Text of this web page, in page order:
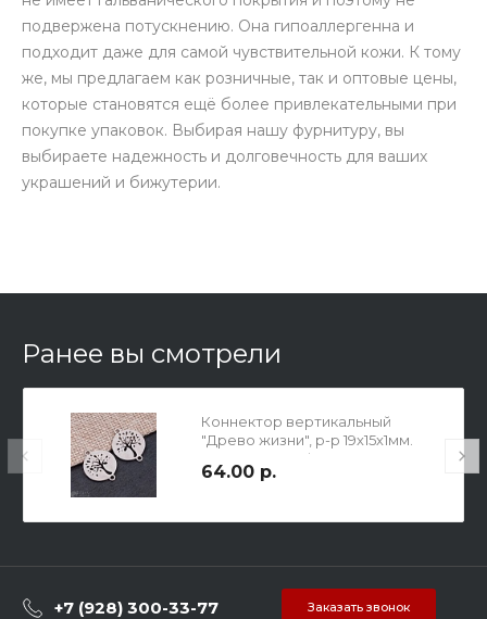
подвержена потускнению. Она гипоаллергенна и
подходит даже для самой чувствительной кожи. К тому
же, мы предлагаем как розничные, так и оптовые цены,
которые становятся ещё более привлекательными при
покупке упаковок. Выбирая нашу фурнитуру, вы
выбираете надежность и долговечность для ваших
украшений и бижутерии.
Ранее вы смотрели
Коннектор вертикальный
"Древо жизни", р-р 19х15х1мм.
Долговечная фурнитура из
полированной хирургической
64.00 р.
+7 (928) 300-33-77 Заказать звонок